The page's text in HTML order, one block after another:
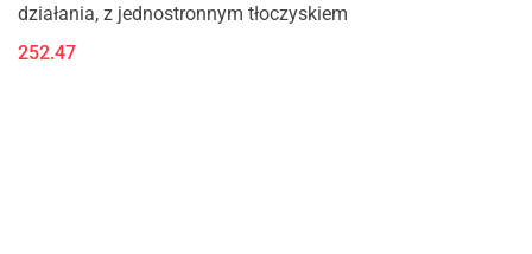
działania, z jednostronnym tłoczyskiem
252.47